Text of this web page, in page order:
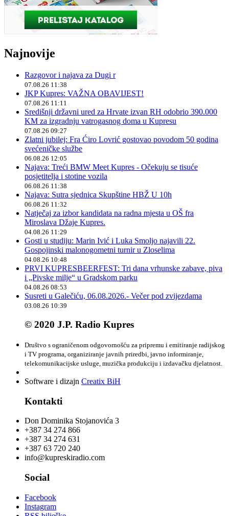
Najnovije
Razgovor i najava za Dugi r
07.08.26 11:38
JKP Kupres: VAŽNA OBAVIJEST!
07.08.26 11:11
Središnji državni ured za Hrvate izvan RH odobrio 390.000
KM za izgradnju vatrogasnog doma u Kupresu
07.08.26 09:27
Zlatni jubilej: Fra Ćiro Lovrić gostovao povodom 50 godina
svećeničke službe
06.08.26 12:05
Najava: Treći BMW Meet Kupres - Očekuju se tisuće
posjetitelja i stotine vozila
06.08.26 11:38
Najava: Sutra sjednica Skupštine HBŽ U 10h
06.08.26 11:32
Natječaj za izbor kandidata na radna mjesta u OŠ fra
Miroslava Džaje Kupres.
04.08.26 11:29
Gosti u studiju: Marin Ivić i Luka Smoljo najavili 22.
Gospojinski malonogometni turnir u Zloselima
04.08.26 10:48
PRVI KUPRESBEERFEST: Tri dana vrhunske zabave, piva
i „Pivske milje“ u Gradskom parku
04.08.26 08:53
Susreti u Galečiću, 06.08.2026.- Večer pod zvijezdama
03.08.26 10:39
© 2020 J.P. Radio Kupres
Društvo s ograničenom odgovornošću za pripremu i emitiranje radijskog
i TV programa, organiziranje javnih priredbi, javno informiranje,
telekomunikacijske usluge, muzička produkciju i izdavačku djelatnost.
Software i dizajn Creatix BiH
Kontakti
Don Dominika Stojanovića 3
+387 34 274 866
+387 34 274 631
+387 63 720 240
info@kupreskiradio.com
Social
Facebook
Instagram